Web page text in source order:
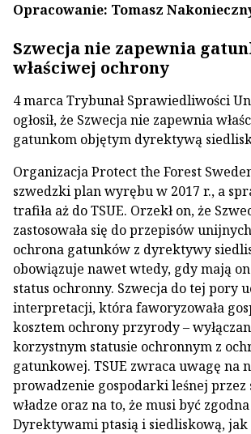
Opracowanie: Tomasz
Szwecja nie zapewnia
właściwej ochrony
4 marca Trybunał Sprawiedliwości
ogłosił, że Szwecja nie zapewnia
gatunkom objętym dyrektywą
Organizacja Protect the Forest
szwedzki plan wyrębu w 2017 r., a
trafiła aż do TSUE. Orzekł on, że
zastosowała się do przepisów
ochrona gatunków z dyrektywy
obowiązuje nawet wtedy, gdy mają
status ochronny. Szwecja do tej pory
interpretacji, która faworyzowała
kosztem ochrony przyrody –
korzystnym statusie ochronnym z
gatunkowej. TSUE zwraca uwagę na
prowadzenie gospodarki leśnej przez
władze oraz na to, że musi być
Dyrektywami ptasią i siedliskową,